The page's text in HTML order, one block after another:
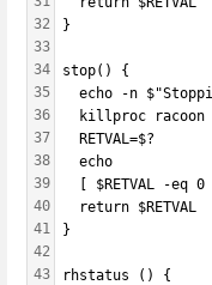
32
33
34
35
36
37
38
39
40
41
42
43
}
stop() {
echo -n
  killproc racoon
  RETVAL=$?
  echo
[ $RETVAL -eq 0
  return $RETVAL
}
rhstatus () {